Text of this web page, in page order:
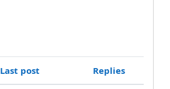
Last post
Replies
Actions